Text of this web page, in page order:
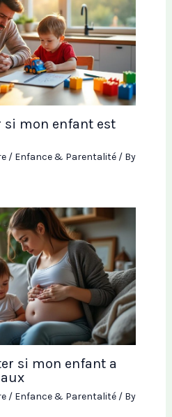
si mon enfant est
/ Enfance & Parentalité/ By
si mon enfant a
/ Enfance & Parentalité/ By